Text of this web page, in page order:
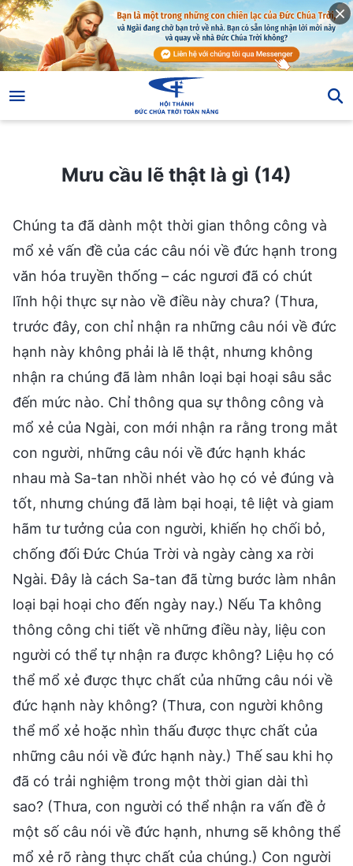
Mưu cầu lẽ thật là gì (14)
Chúng ta đã dành một thời gian thông công và
mổ xẻ vấn đề của các câu nói về đức hạnh trong
văn hóa truyền thống – các ngươi đã có chút
lĩnh hội thực sự nào về điều này chưa? (Thưa,
trước đây, con chỉ nhận ra những câu nói về đức
hạnh này không phải là lẽ thật, nhưng không
nhận ra chúng đã làm nhân loại bại hoại sâu sắc
đến mức nào. Chỉ thông qua sự thông công và
mổ xẻ của Ngài, con mới nhận ra rằng trong mắt
con người, những câu nói về đức hạnh khác
nhau mà Sa-tan nhồi nhét vào họ có vẻ đúng và
tốt, nhưng chúng đã làm bại hoại, tê liệt và giam
hãm tư tưởng của con người, khiến họ chối bỏ,
chống đối Đức Chúa Trời và ngày càng xa rời
Ngài. Đây là cách Sa-tan đã từng bước làm nhân
loại bại hoại cho đến ngày nay.) Nếu Ta không
thông công chi tiết về những điều này, liệu con
người có thể tự nhận ra được không? Liệu họ có
thể mổ xẻ được thực chất của những câu nói về
đức hạnh này không? (Thưa, con người không
thể mổ xẻ hoặc nhìn thấu được thực chất của
những câu nói về đức hạnh này.) Thế sau khi họ
đã có trải nghiệm trong một thời gian dài thì
sao? (Thưa, con người có thể nhận ra vấn đề ở
một số câu nói về đức hạnh, nhưng sẽ không thể
mổ xẻ rõ ràng thực chất của chúng.) Con người